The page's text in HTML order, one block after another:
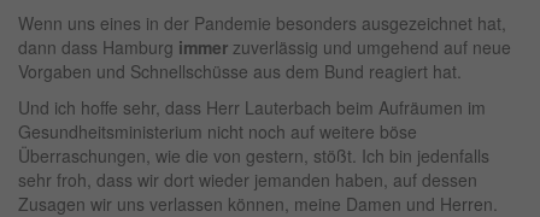
Wenn uns eines in der Pandemie besonders ausgezeichnet hat,
dann dass Hamburg immer zuverlässig und umgehend auf neue
Vorgaben und Schnellschüsse aus dem Bund reagiert hat.
Und ich hoffe sehr, dass Herr Lauterbach beim Aufräumen im
Gesundheitsministerium nicht noch auf weitere böse
Überraschungen, wie die von gestern, stößt. Ich bin jedenfalls
sehr froh, dass wir dort wieder jemanden haben, auf dessen
Zusagen wir uns verlassen können, meine Damen und Herren.